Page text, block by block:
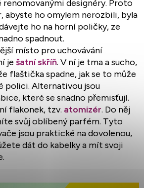
renomovanými designéry. Proto
abyste ho omylem nerozbili, byla
ho na horní poličky, ze
spadnout.
místo pro uchovávání
je šatní skříň. V ní je tma a sucho,
flaštička spadne, jak se to může
polici. Alternativou jsou
které se snadno přemisťují.
flakonek, tzv. atomizér. Do něj
svůj oblíbený parfém. Tyto
jsou praktické na dovolenou,
dát do kabelky a mít svoji